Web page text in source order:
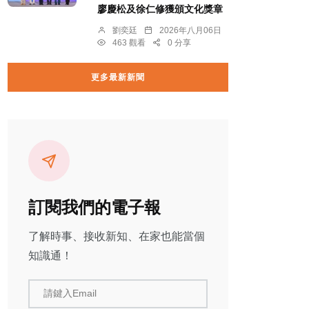
廖慶松及徐仁修獲頒文化獎章
劉奕廷
2026年八月06日
463 觀看
0 分享
更多最新新聞
訂閱我們的電子報
了解時事、接收新知、在家也能當個
知識通！
請鍵入Email